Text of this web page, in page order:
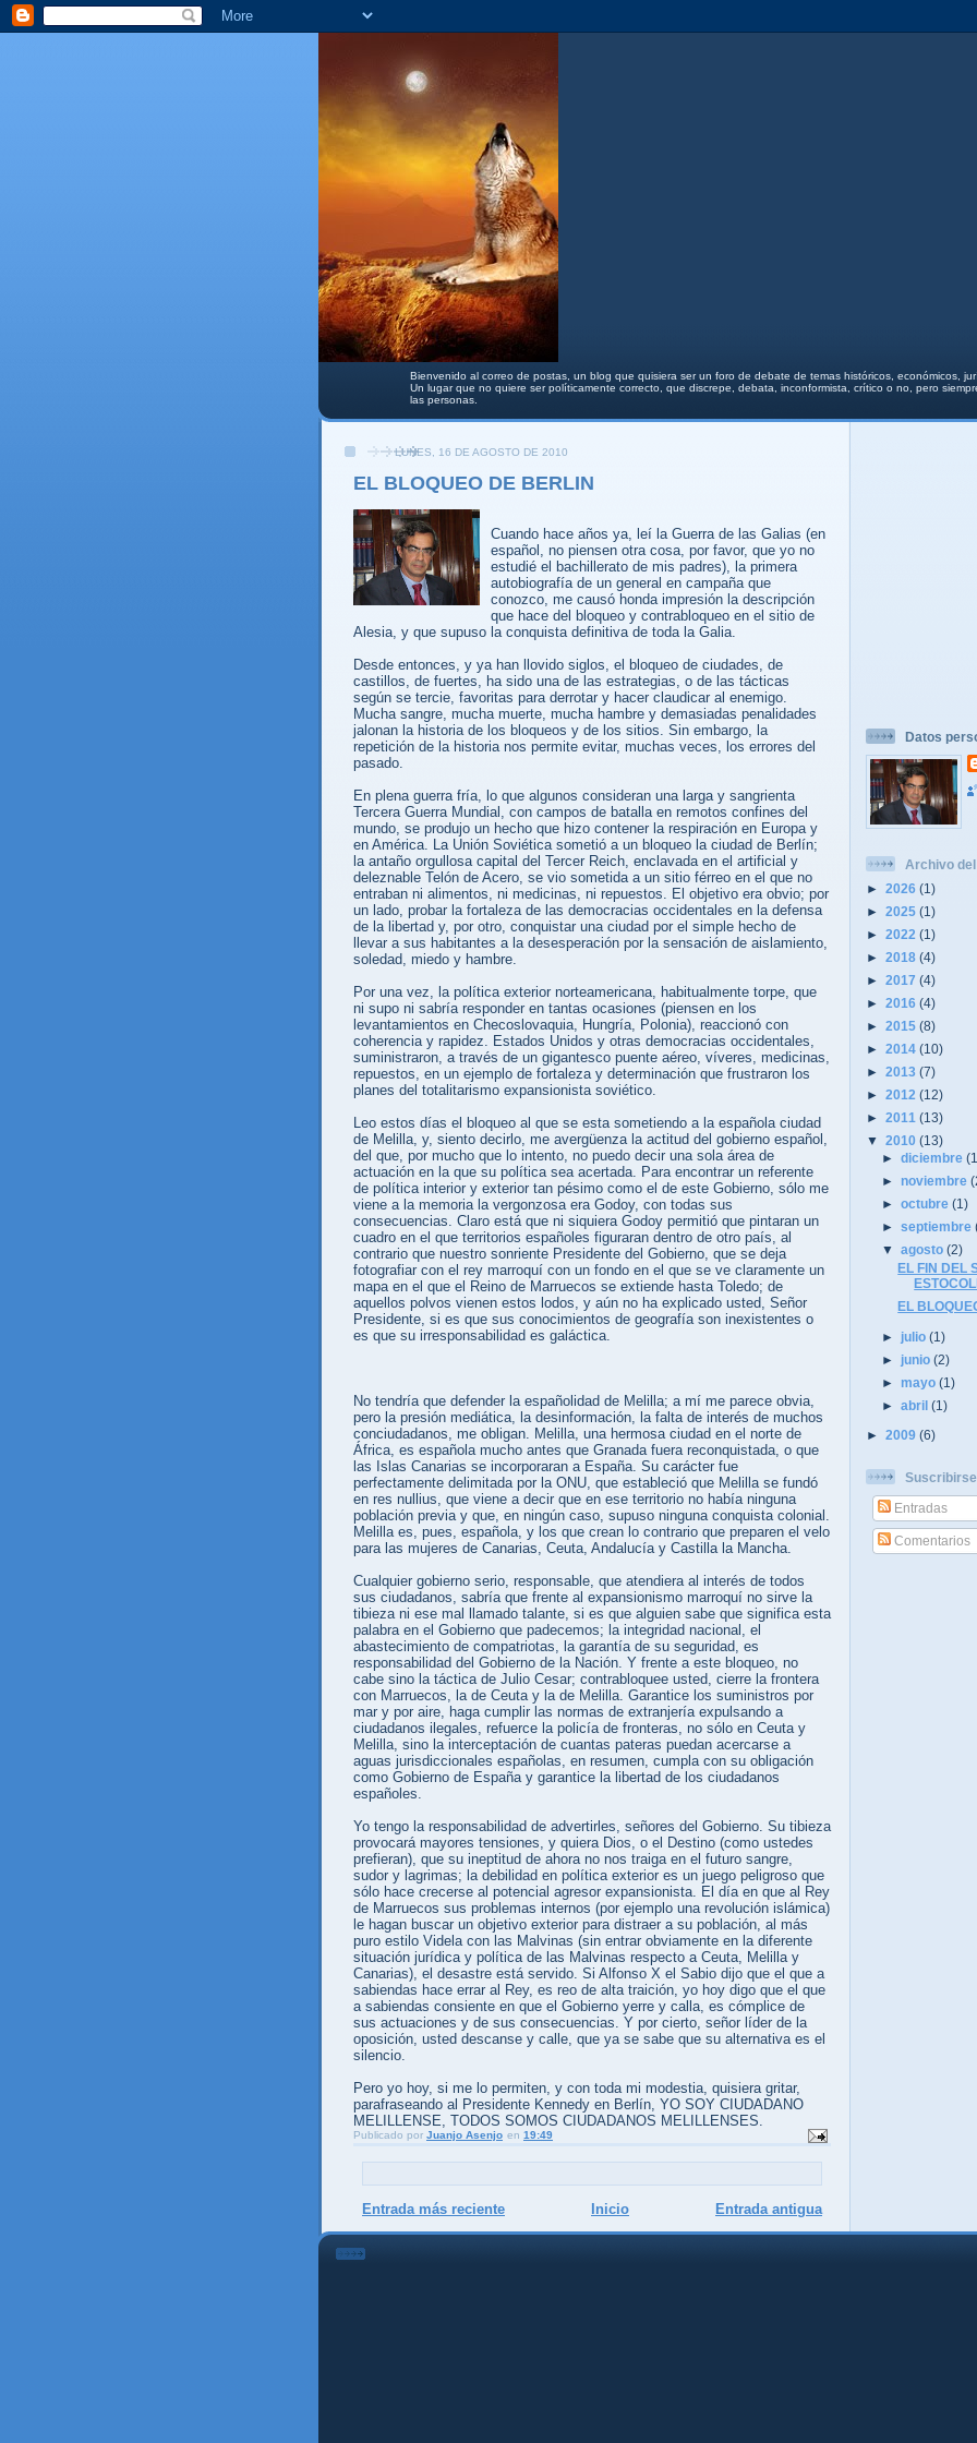
Bienvenido al correo de postas, un blog que quisiera ser un foro de debate de temas históricos, económicos,
Un lugar que no quiere ser políticamente correcto, que discrepe, debata, inconformista, crítico o no, pero
las personas.
LUNES, 16 DE AGOSTO DE 2010
EL BLOQUEO DE BERLIN
Cuando hace años ya, leí la Guerra de las Galias (en
español, no piensen otra cosa, por favor, que yo no
estudié el bachillerato de mis padres), la primera
autobiografía de un general en campaña que
conozco, me causó honda impresión la descripción
que hace del bloqueo y contrabloqueo en el sitio de
Alesia, y que supuso la conquista definitiva de toda la Galia.
Desde entonces, y ya han llovido siglos, el bloqueo de ciudades, de
castillos, de fuertes, ha sido una de las estrategias, o de las tácticas
según se tercie, favoritas para derrotar y hacer claudicar al enemigo.
Mucha sangre, mucha muerte, mucha hambre y demasiadas penalidades
jalonan la historia de los bloqueos y de los sitios. Sin embargo, la
repetición de la historia nos permite evitar, muchas veces, los errores del
pasado.
En plena guerra fría, lo que algunos consideran una larga y sangrienta
Tercera Guerra Mundial, con campos de batalla en remotos confines del
mundo, se produjo un hecho que hizo contener la respiración en Europa y
en América. La Unión Soviética sometió a un bloqueo la ciudad de Berlín;
la antaño orgullosa capital del Tercer Reich, enclavada en el artificial y
deleznable Telón de Acero, se vio sometida a un sitio férreo en el que no
entraban ni alimentos, ni medicinas, ni repuestos. El objetivo era obvio; por
un lado, probar la fortaleza de las democracias occidentales en la defensa
de la libertad y, por otro, conquistar una ciudad por el simple hecho de
llevar a sus habitantes a la desesperación por la sensación de aislamiento,
soledad, miedo y hambre.
Por una vez, la política exterior norteamericana, habitualmente torpe, que
ni supo ni sabría responder en tantas ocasiones (piensen en los
levantamientos en Checoslovaquia, Hungría, Polonia), reaccionó con
coherencia y rapidez. Estados Unidos y otras democracias occidentales,
suministraron, a través de un gigantesco puente aéreo, víveres, medicinas,
repuestos, en un ejemplo de fortaleza y determinación que frustraron los
planes del totalitarismo expansionista soviético.
Leo estos días el bloqueo al que se esta sometiendo a la española ciudad
de Melilla, y, siento decirlo, me avergüenza la actitud del gobierno español,
del que, por mucho que lo intento, no puedo decir una sola área de
actuación en la que su política sea acertada. Para encontrar un referente
de política interior y exterior tan pésimo como el de este Gobierno, sólo me
viene a la memoria la vergonzosa era Godoy, con todas sus
consecuencias. Claro está que ni siquiera Godoy permitió que pintaran un
cuadro en el que territorios españoles figuraran dentro de otro país, al
contrario que nuestro sonriente Presidente del Gobierno, que se deja
fotografiar con el rey marroquí con un fondo en el que se ve claramente un
mapa en el que el Reino de Marruecos se extiende hasta Toledo; de
aquellos polvos vienen estos lodos, y aún no ha explicado usted, Señor
Presidente, si es que sus conocimientos de geografía son inexistentes o
es que su irresponsabilidad es galáctica.
No tendría que defender la españolidad de Melilla; a mí me parece obvia,
pero la presión mediática, la desinformación, la falta de interés de muchos
conciudadanos, me obligan. Melilla, una hermosa ciudad en el norte de
África, es española mucho antes que Granada fuera reconquistada, o que
las Islas Canarias se incorporaran a España. Su carácter fue
perfectamente delimitada por la ONU, que estableció que Melilla se fundó
en res nullius, que viene a decir que en ese territorio no había ninguna
población previa y que, en ningún caso, supuso ninguna conquista colonial.
Melilla es, pues, española, y los que crean lo contrario que preparen el velo
para las mujeres de Canarias, Ceuta, Andalucía y Castilla la Mancha.
Cualquier gobierno serio, responsable, que atendiera al interés de todos
sus ciudadanos, sabría que frente al expansionismo marroquí no sirve la
tibieza ni ese mal llamado talante, si es que alguien sabe que significa esta
palabra en el Gobierno que padecemos; la integridad nacional, el
abastecimiento de compatriotas, la garantía de su seguridad, es
responsabilidad del Gobierno de la Nación. Y frente a este bloqueo, no
cabe sino la táctica de Julio Cesar; contrabloquee usted, cierre la frontera
con Marruecos, la de Ceuta y la de Melilla. Garantice los suministros por
mar y por aire, haga cumplir las normas de extranjería expulsando a
ciudadanos ilegales, refuerce la policía de fronteras, no sólo en Ceuta y
Melilla, sino la interceptación de cuantas pateras puedan acercarse a
aguas jurisdiccionales españolas, en resumen, cumpla con su obligación
como Gobierno de España y garantice la libertad de los ciudadanos
españoles.
Yo tengo la responsabilidad de advertirles, señores del Gobierno. Su tibieza
provocará mayores tensiones, y quiera Dios, o el Destino (como ustedes
prefieran), que su ineptitud de ahora no nos traiga en el futuro sangre,
sudor y lagrimas; la debilidad en política exterior es un juego peligroso que
sólo hace crecerse al potencial agresor expansionista. El día en que al Rey
de Marruecos sus problemas internos (por ejemplo una revolución islámica)
le hagan buscar un objetivo exterior para distraer a su población, al más
puro estilo Videla con las Malvinas (sin entrar obviamente en la diferente
situación jurídica y política de las Malvinas respecto a Ceuta, Melilla y
Canarias), el desastre está servido. Si Alfonso X el Sabio dijo que el que a
sabiendas hace errar al Rey, es reo de alta traición, yo hoy digo que el que
a sabiendas consiente en que el Gobierno yerre y calla, es cómplice de
sus actuaciones y de sus consecuencias. Y por cierto, señor líder de la
oposición, usted descanse y calle, que ya se sabe que su alternativa es el
silencio.
Pero yo hoy, si me lo permiten, y con toda mi modestia, quisiera gritar,
parafraseando al Presidente Kennedy en Berlín, YO SOY CIUDADANO
MELILLENSE, TODOS SOMOS CIUDADANOS MELILLENSES.
Publicado por Juanjo Asenjo en 19:49
Entrada más reciente Entrada antigua
Inicio
Datos
Archivo
► 2026 (1)
► 2025 (1)
► 2022 (1)
► 2018 (4)
► 2017 (4)
► 2016 (4)
► 2015 (8)
► 2014 (10)
► 2013 (7)
► 2012 (12)
► 2011 (13)
▼ 2010 (13)
►diciembre
►noviembre
►octubre(1)
►septiembre
▼agosto(2)
EL FIN DEL
EL
► julio(1)
► junio(2)
►mayo(1)
►abril(1)
► 2009 (6)
Entradas
Comentarios